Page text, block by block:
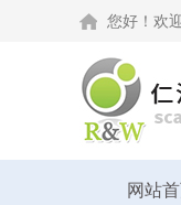
您好！欢
网站